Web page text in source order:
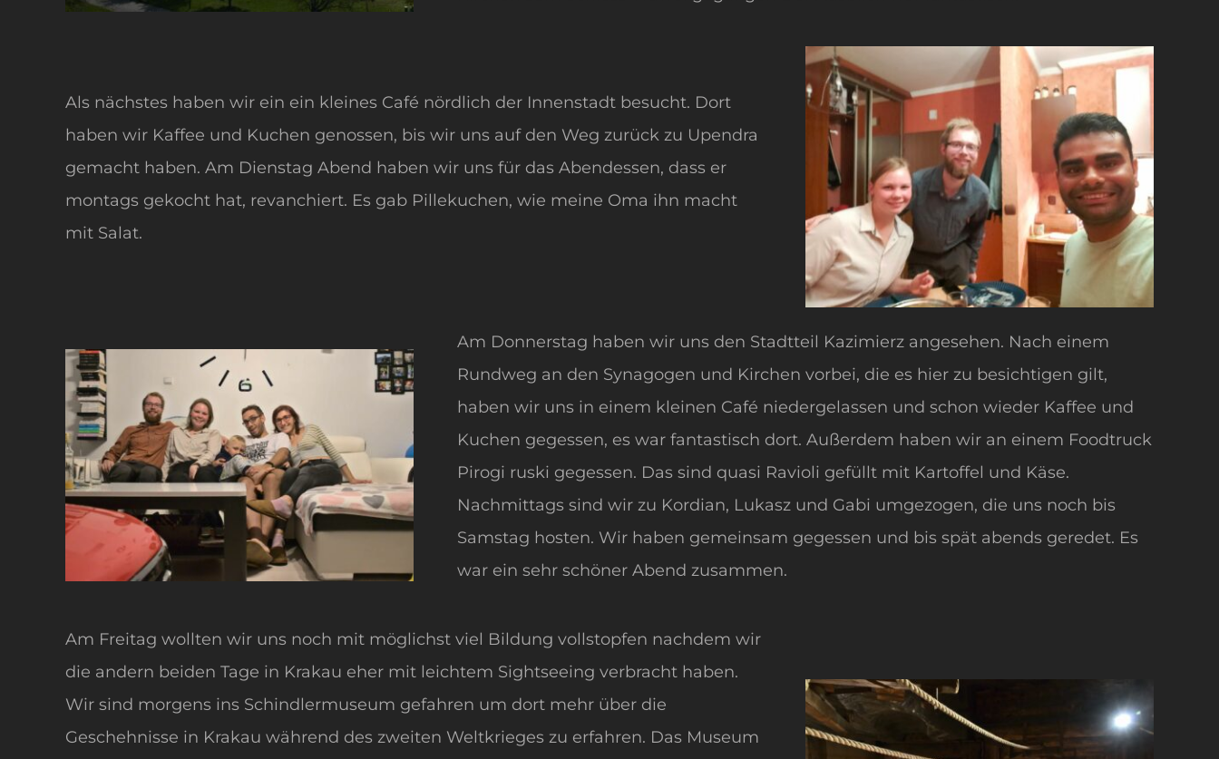
Als nächstes haben wir ein ein kleines Café nördlich der Innenstadt besucht. Dort
haben wir Kaffee und Kuchen genossen, bis wir uns auf den Weg zurück zu Upendra
gemacht haben. Am Dienstag Abend haben wir uns für das Abendessen, dass er
montags gekocht hat, revanchiert. Es gab Pillekuchen, wie meine Oma ihn macht
mit Salat.
Am Donnerstag haben wir uns den Stadtteil Kazimierz angesehen. Nach einem
Rundweg an den Synagogen und Kirchen vorbei, die es hier zu besichtigen gilt,
haben wir uns in einem kleinen Café niedergelassen und schon wieder Kaffee und
Kuchen gegessen, es war fantastisch dort. Außerdem haben wir an einem Foodtruck
Pirogi ruski gegessen. Das sind quasi Ravioli gefüllt mit Kartoffel und Käse.
Nachmittags sind wir zu Kordian, Lukasz und Gabi umgezogen, die uns noch bis
Samstag hosten. Wir haben gemeinsam gegessen und bis spät abends geredet. Es
war ein sehr schöner Abend zusammen.
Am Freitag wollten wir uns noch mit möglichst viel Bildung vollstopfen nachdem wir
die andern beiden Tage in Krakau eher mit leichtem Sightseeing verbracht haben.
Wir sind morgens ins Schindlermuseum gefahren um dort mehr über die
Geschehnisse in Krakau während des zweiten Weltkrieges zu erfahren. Das Museum